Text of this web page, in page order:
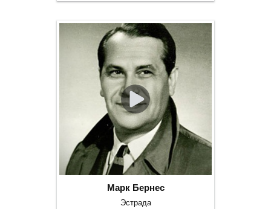
Марк Бернес
Эстрада